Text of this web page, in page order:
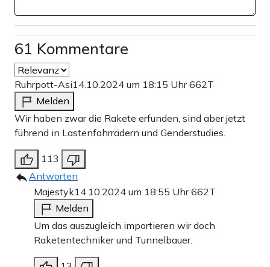
61 Kommentare
Ruhrpott-Asi14.10.2024 um 18:15 Uhr662T
Melden
Wir haben zwar die Rakete erfunden, sind aber jetzt
führend in Lastenfahrrädern und Genderstudies.
113
Antworten
Majestyk14.10.2024 um 18:55 Uhr662T
Melden
Um das auszugleich importieren wir doch
Raketentechniker und Tunnelbauer.